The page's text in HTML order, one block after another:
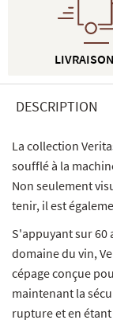
DESCRIPTION
La collection
soufflé à la
Non seulement
tenir, il est
S'appuyant sur 60
domaine du vin,
cépage conçue
maintenant la
rupture et en